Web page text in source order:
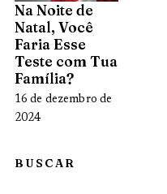
Na Noite de
Natal, Você
Faria Esse
Teste com Tua
Família?
16 de dezembro de
2024
BUSCAR